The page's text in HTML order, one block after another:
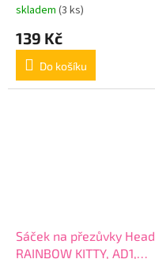
skladem (3 ks)
139 Kč
Do košíku
Sáček na přezůvky Head
RAINBOW KITTY, AD1,